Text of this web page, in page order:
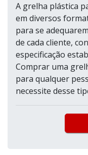
A grelha plástica
em diversos
para se
de cada cliente,
especificação
Comprar uma
para qualquer
necessite desse